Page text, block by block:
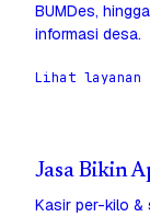
BUMDes,
informasi desa.
Lihat layanan
Jasa Bikin
Kasir per-kilo &